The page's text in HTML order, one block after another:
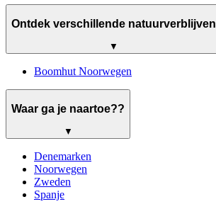
Ontdek verschillende natuurverblijven
▼
Boomhut Noorwegen
Waar ga je naartoe??
▼
Denemarken
Noorwegen
Zweden
Spanje